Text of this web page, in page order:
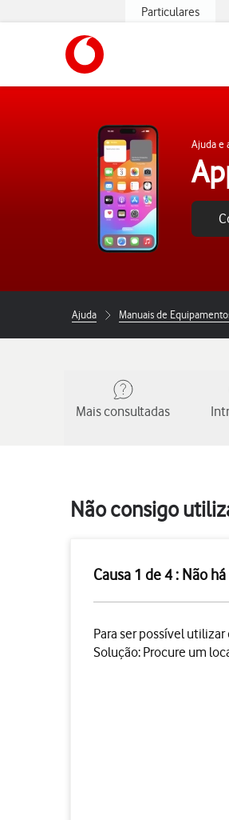
Particulares
Ajuda e
Ajuda Manuais de
Mais consultadas
Não consigo
Causa 1 de 4 : Não
Para ser possível
Solução: Procure um